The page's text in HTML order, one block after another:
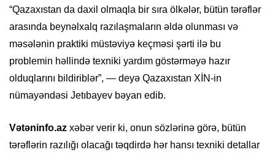
“Qazaxıstan da daxil olmaqla bir sıra ölkələr, bütün tərəflər
arasında beynəlxalq razılaşmaların əldə olunması və
məsələnin praktiki müstəviyə keçməsi şərti ilə bu
problemin həllində texniki yardım göstərməyə hazır
olduqlarını bildiriblər”, — deyə Qazaxıstan XİN-in
nümayəndəsi Jetıbayev bəyan edib.
Vətəninfo.az xəbər verir ki, onun sözlərinə görə, bütün
tərəflərin razılığı olacağı təqdirdə hər hansı texniki detallar